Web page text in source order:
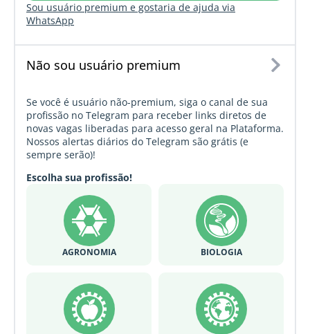
Sou usuário premium e gostaria de ajuda via
WhatsApp
Não sou usuário premium
Se você é usuário não-premium, siga o canal de sua
profissão no Telegram para receber links diretos de
novas vagas liberadas para acesso geral na Plataforma.
Nossos alertas diários do Telegram são grátis (e
sempre serão)!
Escolha sua profissão!
AGRONOMIA BIOLOGIA